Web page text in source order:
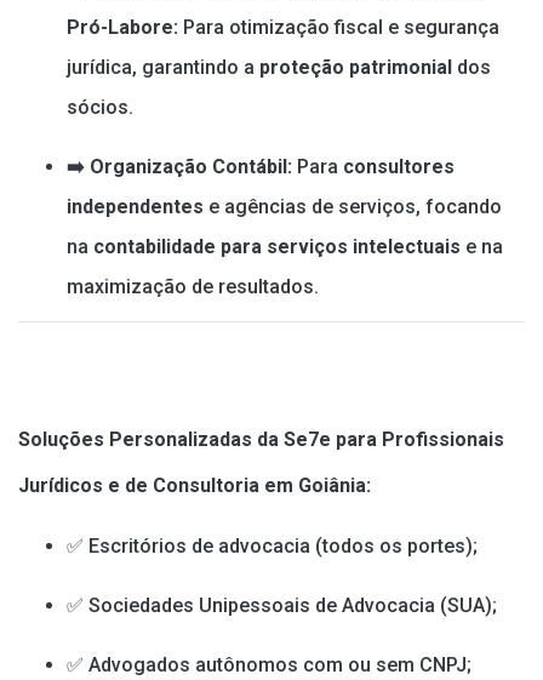
Pró-Labore: Para otimização fiscal e segurança
jurídica, garantindo a proteção patrimonial dos
sócios.
➡️ Organização Contábil: Para consultores
independentes e agências de serviços, focando
na contabilidade para serviços intelectuais e na
maximização de resultados.
Soluções Personalizadas da Se7e para Profissionais
Jurídicos e de Consultoria em Goiânia:
✅ Escritórios de advocacia (todos os portes);
✅ Sociedades Unipessoais de Advocacia (SUA);
✅ Advogados autônomos com ou sem CNPJ;